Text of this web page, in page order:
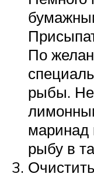
По
рыбы.
маринад
рыбу в